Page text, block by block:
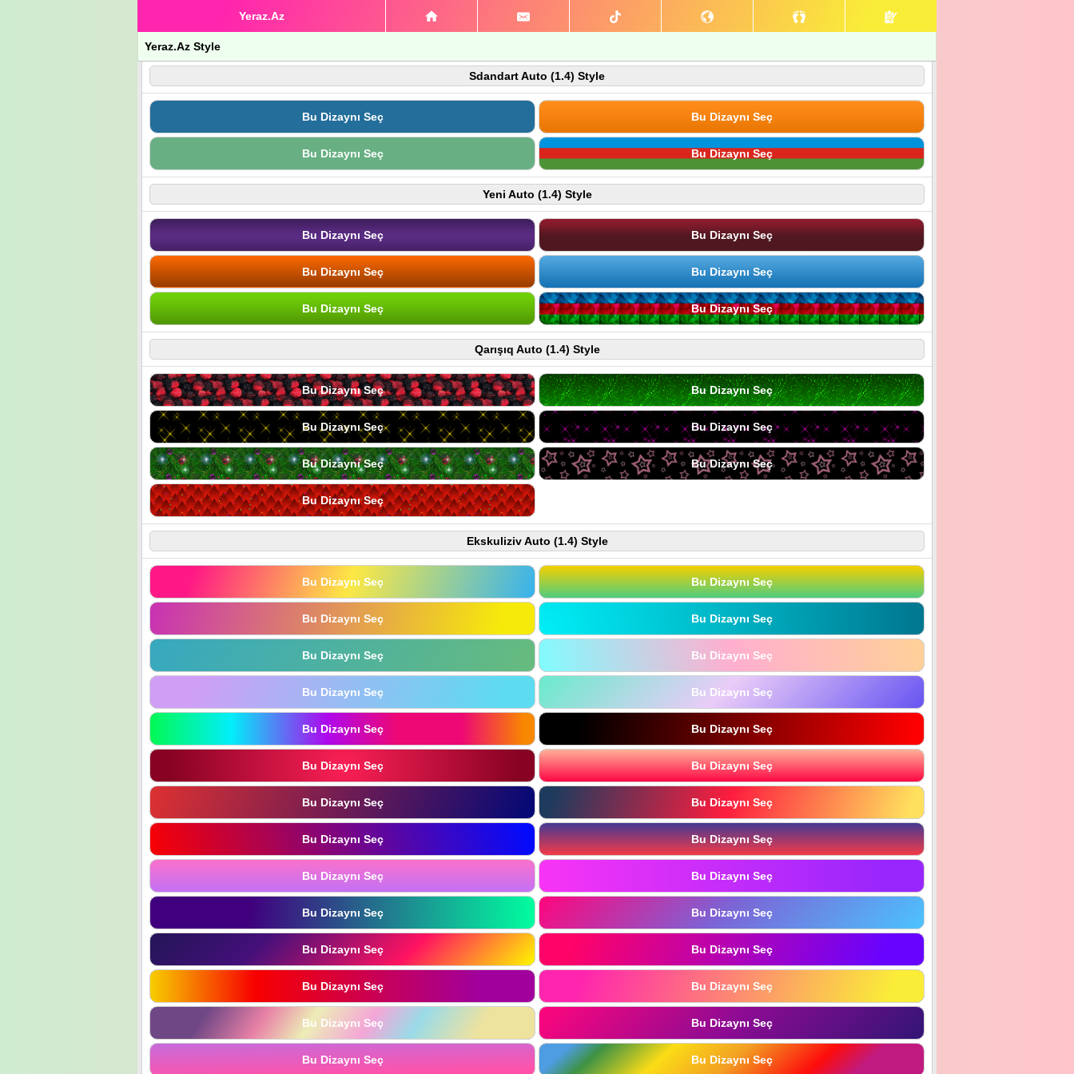
Yeraz.Az
Yeraz.Az Style
Sdandart Auto (1.4) Style
Bu Dizaynı Seç Bu Dizaynı Seç
Bu Dizaynı Seç Bu Dizaynı Seç
Yeni Auto (1.4) Style
Bu Dizaynı Seç Bu Dizaynı Seç
Bu Dizaynı Seç Bu Dizaynı Seç
Bu Dizaynı Seç Bu Dizaynı Seç
Qarışıq Auto (1.4) Style
Bu Dizaynı Seç Bu Dizaynı Seç
Bu Dizaynı Seç Bu Dizaynı Seç
Bu Dizaynı Seç Bu Dizaynı Seç
Bu Dizaynı Seç
Ekskuliziv Auto (1.4) Style
Bu Dizaynı Seç Bu Dizaynı Seç
Bu Dizaynı Seç Bu Dizaynı Seç
Bu Dizaynı Seç Bu Dizaynı Seç
Bu Dizaynı Seç Bu Dizaynı Seç
Bu Dizaynı Seç Bu Dizaynı Seç
Bu Dizaynı Seç Bu Dizaynı Seç
Bu Dizaynı Seç Bu Dizaynı Seç
Bu Dizaynı Seç Bu Dizaynı Seç
Bu Dizaynı Seç Bu Dizaynı Seç
Bu Dizaynı Seç Bu Dizaynı Seç
Bu Dizaynı Seç Bu Dizaynı Seç
Bu Dizaynı Seç Bu Dizaynı Seç
Bu Dizaynı Seç Bu Dizaynı Seç
Bu Dizaynı Seç Bu Dizaynı Seç